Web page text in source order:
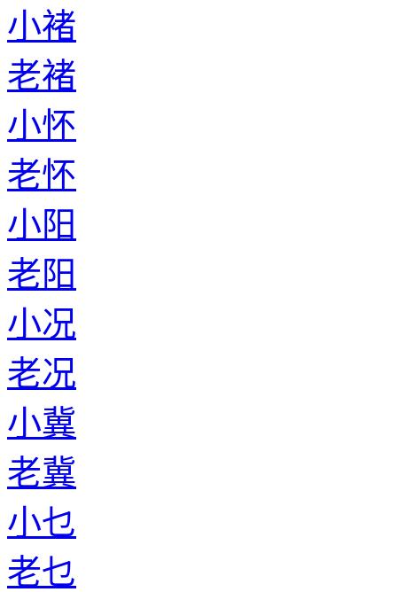
小褚
老褚
小怀
老怀
小阳
老阳
小况
老况
小冀
老冀
小乜
老乜